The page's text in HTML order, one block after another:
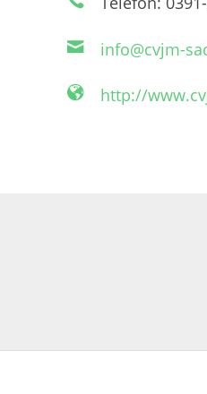
info@cvjm-
http://